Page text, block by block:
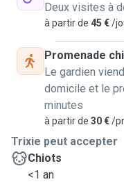
Deux visites à
à partir de 45 €/
Promenade
Le gardien
domicile et le
minutes
à partir de 30 €/
Trixie peut accepter
Chiots
<1 an